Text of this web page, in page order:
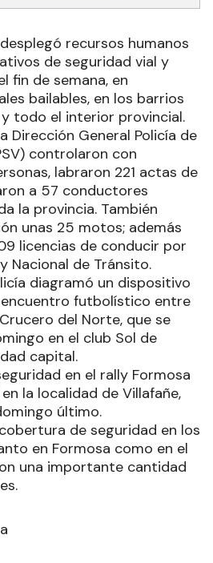
recursos humanos
de seguridad vial y
fin de semana, en
bailables, en los barrios
todo el interior provincial.
Dirección General Policía de
controlaron con
labraron 221 actas de
a 57 conductores
la provincia. También
unas 25 motos; además
licencias de conducir por
Nacional de Tránsito.
diagramó un dispositivo
futbolístico entre
del Norte, que se
en el club Sol de
capital.
en el rally Formosa
la localidad de Villafañe,
último.
de seguridad en los
en Formosa como en el
una importante cantidad